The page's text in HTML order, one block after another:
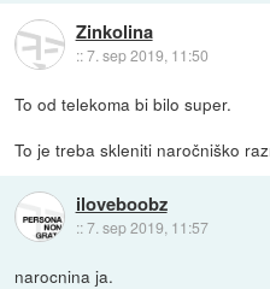
Zinkolina
::7. sep 2019, 11:50
To od telekoma bi bilo super.
To je treba skleniti naročniško
iloveboobz
::7. sep 2019, 11:57
narocnina ja.